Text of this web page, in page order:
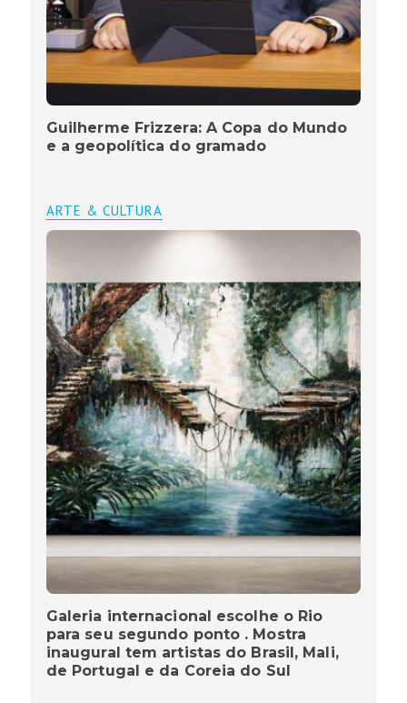
Guilherme Frizzera: A Copa do Mundo
e a geopolítica do gramado
ARTE & CULTURA
Galeria internacional escolhe o Rio
para seu segundo ponto . Mostra
inaugural tem artistas do Brasil, Mali,
de Portugal e da Coreia do Sul